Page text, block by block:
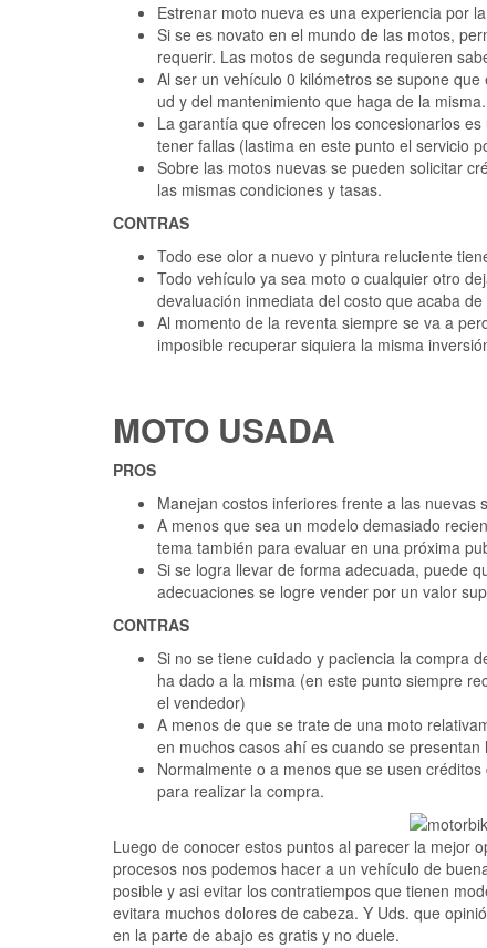
Estrenar moto nueva es una experiencia por
Si se es novato en el mundo de las motos,
requerir. Las motos de segunda requieren
Al ser un vehículo 0 kilómetros se supone
ud y del mantenimiento que haga de la misma.
La garantía que ofrecen los concesionarios
tener fallas (lastima en este punto el servicio
Sobre las motos nuevas se pueden solicitar
las mismas condiciones y tasas.
CONTRAS
Todo ese olor a nuevo y pintura reluciente
Todo vehículo ya sea moto o cualquier otro
devaluación inmediata del costo que acaba de
Al momento de la reventa siempre se va a
imposible recuperar siquiera la misma
MOTO USADA
PROS
Manejan costos inferiores frente a las
A menos que sea un modelo demasiado
tema también para evaluar en una próxima
Si se logra llevar de forma adecuada, puede
adecuaciones se logre vender por un valor
CONTRAS
Si no se tiene cuidado y paciencia la compra
ha dado a la misma (en este punto siempre
el vendedor)
A menos de que se trate de una moto
en muchos casos ahí es cuando se presentan
Normalmente o a menos que se usen
para realizar la compra.
Luego de conocer estos puntos al parecer la mejor
procesos nos podemos hacer a un vehículo de
posible y asi evitar los contratiempos que tienen
evitara muchos dolores de cabeza. Y Uds. que
en la parte de abajo es gratis y no duele.